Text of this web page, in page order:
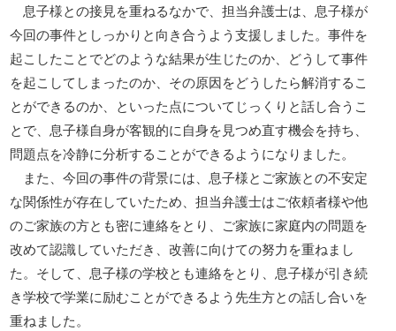
息子様との接見を重ねるなかで、担当弁護士は、息子様が
今回の事件としっかりと向き合うよう支援しました。事件を
起こしたことでどのような結果が生じたのか、どうして事件
を起こしてしまったのか、その原因をどうしたら解消するこ
とができるのか、といった点についてじっくりと話し合うこ
とで、息子様自身が客観的に自身を見つめ直す機会を持ち、
問題点を冷静に分析することができるようになりました。
また、今回の事件の背景には、息子様とご家族との不安定
な関係性が存在していたため、担当弁護士はご依頼者様や他
のご家族の方とも密に連絡をとり、ご家族に家庭内の問題を
改めて認識していただき、改善に向けての努力を重ねまし
た。そして、息子様の学校とも連絡をとり、息子様が引き続
き学校で学業に励むことができるよう先生方との話し合いを
重ねました。